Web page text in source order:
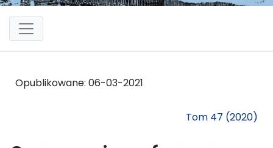
Opublikowane: 06-03-2021
Tom 47 (2020)